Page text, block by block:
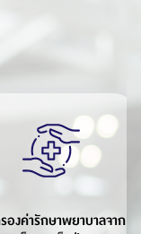
องค่ารักษาพยาบาลจาก